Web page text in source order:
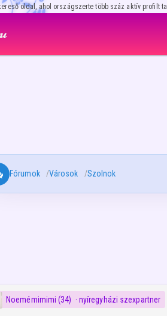
oldal, ahol országszerte több száz aktív profilt
Fórumok Városok Szolnok
Noemémimimi (34) · nyíregyházi szexpartner